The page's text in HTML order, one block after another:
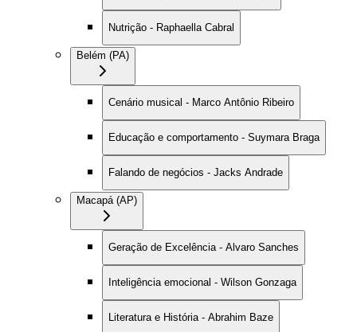
Nutrição - Raphaella Cabral
Belém (PA)
Cenário musical - Marco Antônio Ribeiro
Educação e comportamento - Suymara Braga
Falando de negócios - Jacks Andrade
Macapá (AP)
Geração de Excelência - Alvaro Sanches
Inteligência emocional - Wilson Gonzaga
Literatura e História - Abrahim Baze